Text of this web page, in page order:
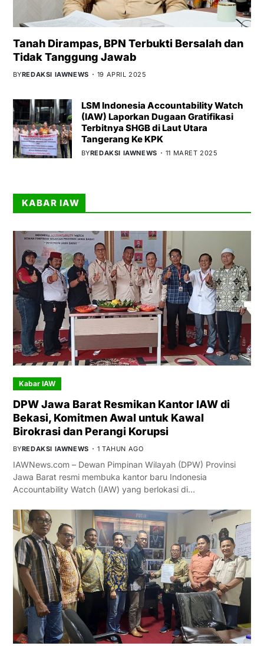
Tanah Dirampas, BPN Terbukti Bersalah dan
Tidak Tanggung Jawab
BYREDAKSI IAWNEWS 19 APRIL 2025
LSM Indonesia Accountability Watch
(IAW) Laporkan Dugaan Gratifikasi
Terbitnya SHGB di Laut Utara
Tangerang Ke KPK
BYREDAKSI IAWNEWS 11 MARET 2025
KABAR IAW
Kabar IAW
DPW Jawa Barat Resmikan Kantor IAW di
Bekasi, Komitmen Awal untuk Kawal
Birokrasi dan Perangi Korupsi
BYREDAKSI IAWNEWS 1 TAHUN AGO
IAWNews.com – Dewan Pimpinan Wilayah (DPW) Provinsi
Jawa Barat resmi membuka kantor baru Indonesia
Accountability Watch (IAW) yang berlokasi di…